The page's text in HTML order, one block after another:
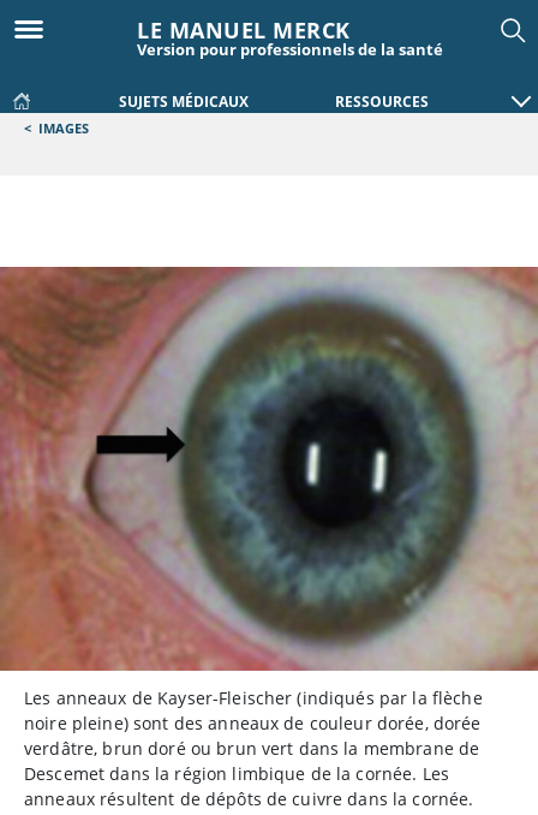
LE MANUEL MERCK
Version pour professionnels de la santé
SUJETS MÉDICAUX RESSOURCES
< IMAGES
Les anneaux de Kayser-Fleischer (indiqués par la flèche
noire pleine) sont des anneaux de couleur dorée, dorée
verdâtre, brun doré ou brun vert dans la membrane de
Descemet dans la région limbique de la cornée. Les
anneaux résultent de dépôts de cuivre dans la cornée.